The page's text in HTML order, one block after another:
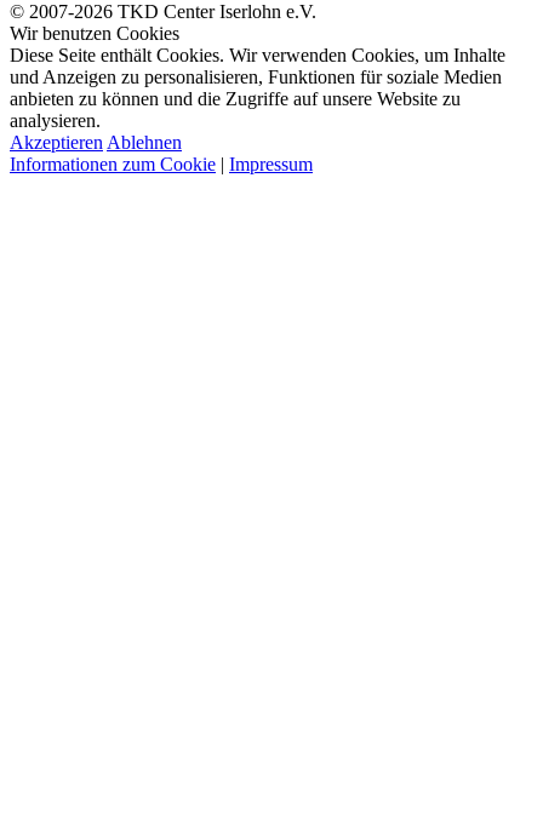
© 2007-2026 TKD Center Iserlohn e.V.
Wir benutzen Cookies
Diese Seite enthält Cookies. Wir verwenden Cookies, um Inhalte
und Anzeigen zu personalisieren, Funktionen für soziale Medien
anbieten zu können und die Zugriffe auf unsere Website zu
analysieren.
Akzeptieren Ablehnen
Informationen zum Cookie | Impressum